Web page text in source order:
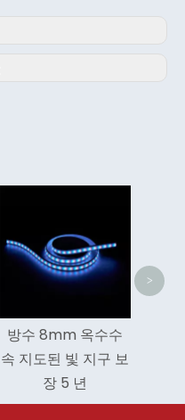
방수 8mm 옥수수
속 지도된 빛 지구 보
장 5 년
>